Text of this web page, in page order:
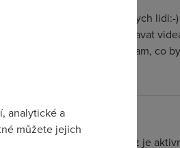
zije a kde je spousta chytrych lidi:-
ktery by umel nahravat
aby sly prehrat, tedy program, co by
ze se spousti jenom kdyz je
analytické a
můžete jejich